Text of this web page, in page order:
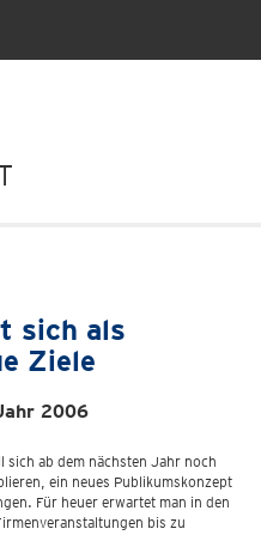
sich als
Ziele
2006
sich ab dem nächsten Jahr noch
ein neues Publikumskonzept
Für heuer erwartet man in den
bis zu